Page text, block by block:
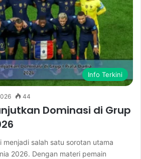
Info Terkini
44
Dominasi di Grup
menjadi salah satu sorotan utama
2026. Dengan materi pemain